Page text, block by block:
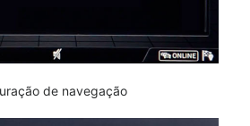
de navegação